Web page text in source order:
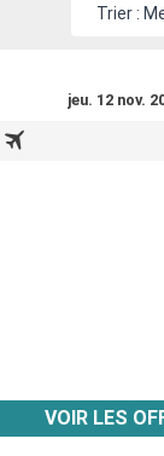
Trier :
jeu. 12 nov.
VOIR LES